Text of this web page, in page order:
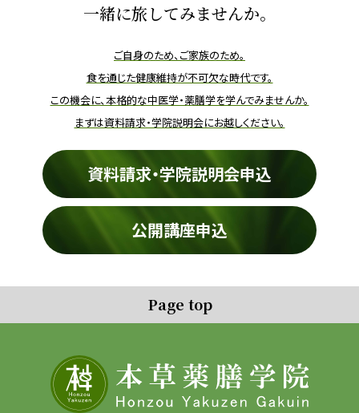
一緒に旅してみませんか。
ご自身のため、ご家族のため。
食を通じた健康維持が不可欠な時代です。
この機会に、本格的な中医学・薬膳学を学んでみませんか。
まずは資料請求・学院説明会にお越しください。
資料請求・学院説明会申込
公開講座申込
Page top